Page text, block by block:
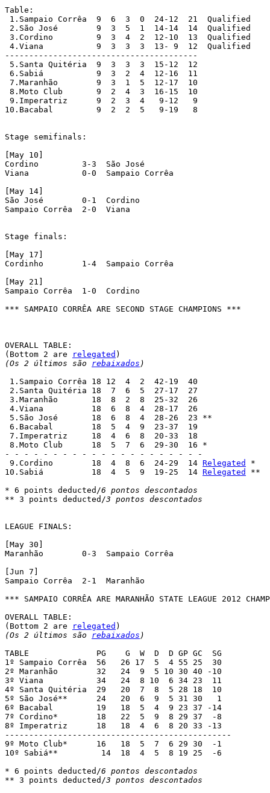
Table:
1.Sampaio Corrêa  9  6  3  0  24-12  21  Qualified
2.São José	   9  3  5  1  14-14  14  Qualified
3.Cordino	   9  3  4  2  12-10  13  Qualified
4.Viana 	   9  3  3  3  13- 9  12  Qualified
----------------------------------------
5.Santa Quitéria  9  3  3  3  15-12  12
6.Sabiá	   9  3  2  4  12-16  11
7.Maranhão	   9  3  1  5  12-17  10
8.Moto Club	   9  2  4  3  16-15  10
9.Imperatriz	   9  2  3  4   9-12   9
10.Bacabal	   9  2  2  5   9-19   8
Stage semifinals:
[May 10]
Cordino		3-3  São José
Viana		0-0  Sampaio Corrêa
[May 14]
São José	0-1  Cordino
Sampaio Corrêa	2-0  Viana
Stage finals:
[May 17]
Cordinho	1-4  Sampaio Corrêa
[May 21]
Sampaio Corrêa	1-0  Cordino
*** SAMPAIO CORRÊA ARE SECOND STAGE CHAMPIONS ***
OVERALL TABLE:
(Bottom 2 are
relegated
(Os 2 últimos são rebaixados )
1.Sampaio Corrêa 18 12  4  2  42-19  40
2.Santa Quitéria 18  7  6  5  27-17  27
3.Maranhão	  18  8  2  8  25-32  26
4.Viana	  18  6  8  4  28-17  26
5.São José	  18  6  8  4  28-26  23 **
6.Bacabal  	  18  5  4  9  23-37  19
7.Imperatriz	  18  4  6  8  20-33  18
8.Moto Club	  18  5  7  6  29-30  16 *
- - - - - - - - - - - - - - - - - - - - -
9.Cordino	  18  4  8  6  24-29  14 Relegated
*
10.Sabiá	  18  4  5  9  19-25  14 Relegated
**
* 6 points deducted/6 pontos descontados
** 3 points deducted/3 pontos descontados
LEAGUE FINALS:
[May 30]
Maranhão 	0-3  Sampaio Corrêa
[Jun 7]
Sampaio Corrêa	2-1  Maranhão
*** SAMPAIO CORRÊA ARE MARANHÃO STATE LEAGUE 2012
OVERALL TABLE:
(Bottom 2 are
relegated
(Os 2 últimos são rebaixados )
TABLE	           PG    G  W  D  D GP GC  SG
1º Sampaio Corrêa  56	26 17  5  4 55 25  30
2º Maranhão        32	24  9  5 10 30 40 -10
3º Viana           34	24  8 10  6 34 23  11
4º Santa Quitéria  29	20  7  8  5 28 18  10
5º São José**      24	20  6  9  5 31 30   1
6º Bacabal         19	18  5  4  9 23 37 -14
7º Cordino*        18	22  5  9  8 29 37  -8
8º Imperatriz      18	18  4  6  8 20 33 -13
-----------------------------------------------
9º Moto Club*      16	18  5  7  6 29 30  -1
10º Sabiá**         14	18  4  5  8 19 25  -6
* 6 points deducted/6 pontos descontados
** 3 points deducted/3 pontos descontados